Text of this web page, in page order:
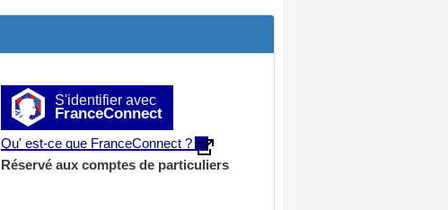
S'identifier avec
FranceConnect
Qu' est-ce que FranceConnect ?
Réservé aux comptes de particuliers